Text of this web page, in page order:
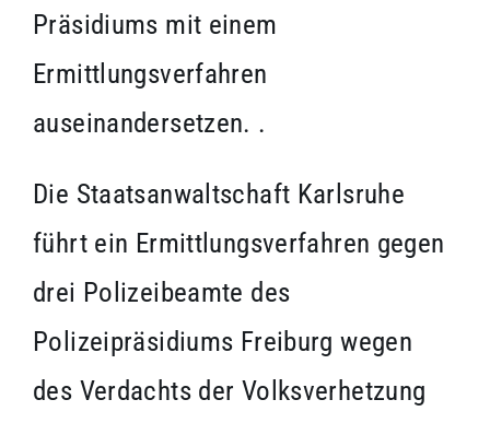
Präsidiums mit einem
Ermittlungsverfahren
auseinandersetzen. .
Die Staatsanwaltschaft Karlsruhe
führt ein Ermittlungsverfahren gegen
drei Polizeibeamte des
Polizeipräsidiums Freiburg wegen
des Verdachts der Volksverhetzung